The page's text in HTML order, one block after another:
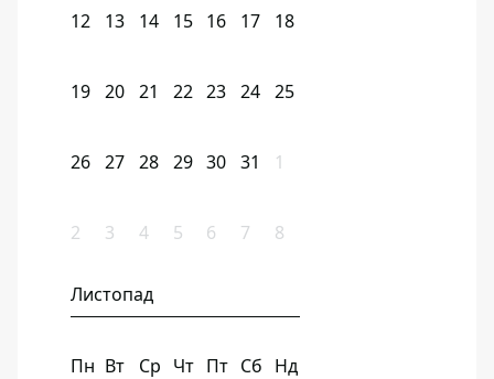
12 13 14 15 16 17 18
19 20 21 22 23 24 25
26 27 28 29 30 31 1
2 3 4 5 6 7 8
Листопад
Пн Вт Ср Чт Пт Сб Нд